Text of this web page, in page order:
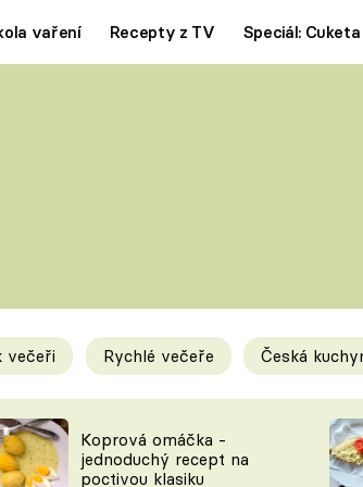
vaření Recepty z TV Speciál: Cuketa
a triky
KAM ZA JÍDLEM
večeři Rychlé večeře Česká
Koprová omáčka -
jednoduchý recept na
poctivou klasiku